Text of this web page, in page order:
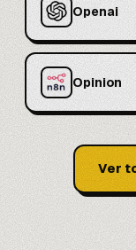
Openai
Opinion
Ver